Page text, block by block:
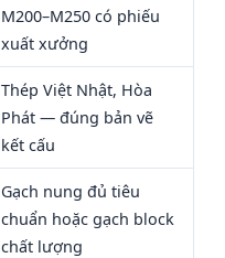
M200–M250 có phiếu
xuất xưởng
Thép Việt Nhật, Hòa
Phát — đúng bản vẽ
kết cấu
Gạch nung đủ tiêu
chuẩn hoặc gạch block
chất lượng